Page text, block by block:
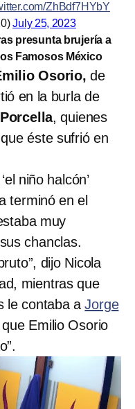
ZhBdf7HYbY
July 25, 2023
presunta brujería a
Famosos México
Osorio, de
en la burla de
, quienes
éste sufrió en
niño halcón’
terminó en el
muy
chanclas.
dijo Nicola
mientras que
le contaba aJorge
Emilio Osorio